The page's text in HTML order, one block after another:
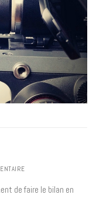
de faire le bilan en